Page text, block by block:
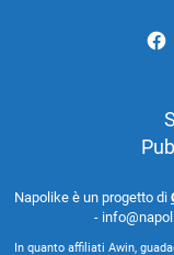
Napolike è un progetto di
-
In quanto affiliati Awin,